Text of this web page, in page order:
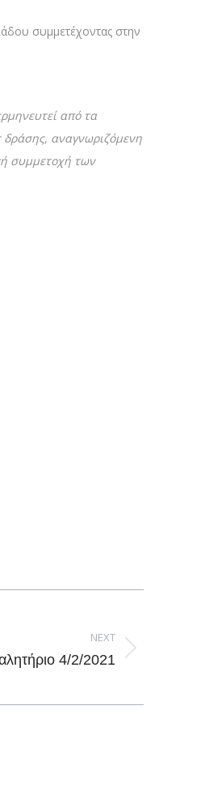
συμμετέχοντας στην
από τα
δράσης, αναγνωριζόμενη
συμμετοχή των
NEXT
4/2/2021